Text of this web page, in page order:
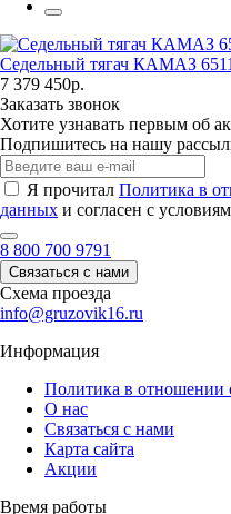
Седельный тягач КАМАЗ
7 379 450р.
Заказать звонок
Хотите узнавать первым об
Подпишитесь на нашу
Я прочитал Политика в
данных и согласен с
8 800 700 9791
Связаться с нами
Схема проезда
info@gruzovik16.ru
Информация
Политика в отношении
О нас
Связаться с нами
Карта сайта
Акции
Время работы